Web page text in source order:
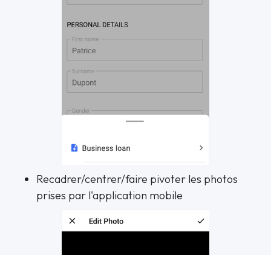
Recadrer/centrer/faire pivoter les photos
prises par l'application mobile